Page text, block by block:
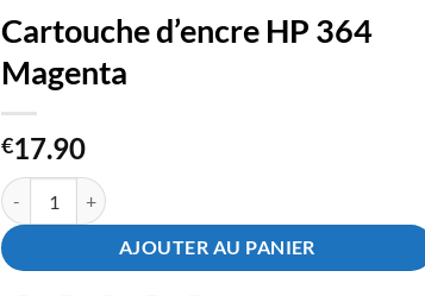
Cartouche d’encre HP 364
Magenta
€17.90
quantité de Cartouche d'encre HP 364 Magenta
AJOUTER AU PANIER